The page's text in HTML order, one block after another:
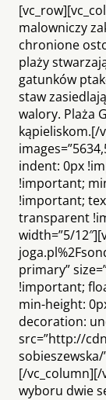
malowniczy
chronione
plaży
gatunków
staw
walory. Plaża
kąpieliskom.[/
indent: 0px
!important;
!important;
transparent
width=”5/
primary”
!important;
min-height:
decoration:
src=”http://
[/vc_column][/
wyboru dwie